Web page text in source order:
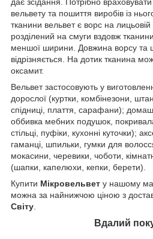
вельвету та пошиття виробів із
тканини вельвет є ворс на лицьовій
розділений на смуги вздовж
меншої ширини. Довжина ворсу та
відрізняється. На дотик тканина
оксамит.
Вельвет застосовують у
дорослої (куртки, комбінезони,
спідниці, плаття, сарафани);
оббивка мебних подушок,
стільці, пуфіки, кухонні куточки);
гаманці, шпильки, гумки для
мокасини, черевики, чоботи,
(шапки, капелюхи, кепки, берети).
Купити Мікровельвет у нашому
можна за найнижчою ціною з
Світу
Вдалий